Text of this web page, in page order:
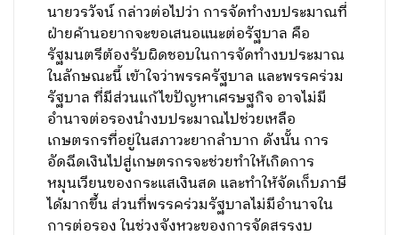
นายวรวัจน์ กล่าวต่อไปว่า การจัดทำงบประมาณที่
ฝ่ายค้านอยากจะขอเสนอแนะต่อรัฐบาล คือ
รัฐมนตรีต้องรับผิดชอบในการจัดทำงบประมาณ
ในลักษณะนี้ เข้าใจว่าพรรครัฐบาล และพรรคร่วม
รัฐบาล ที่มีส่วนแก้ไขปัญหาเศรษฐกิจ อาจไม่มี
อำนาจต่อรองนำงบประมาณไปช่วยเหลือ
เกษตรกรที่อยู่ในสภาวะยากลำบาก ดังนั้น การ
อัดฉีดเงินไปสู่เกษตรกรจะช่วยทำให้เกิดการ
หมุนเวียนของกระแสเงินสด และทำให้จัดเก็บภาษี
ได้มากขึ้น ส่วนที่พรรคร่วมรัฐบาลไม่มีอำนาจใน
การต่อรอง ในช่วงจังหวะของการจัดสรรงบ